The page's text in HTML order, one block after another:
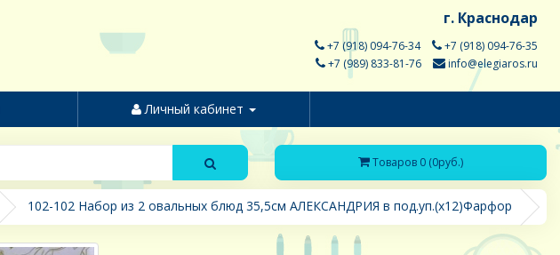
г. Краснодар
+7 (918) 094-76-34
+7 (918) 094-76-35
+7 (989) 833-81-76
info@elegiaros.ru
Личный кабинет
Товаров 0 (0руб.)
102-102 Набор из 2 овальных блюд 35,5см АЛЕКСАНДРИЯ в под.уп.(х12)Фарфор